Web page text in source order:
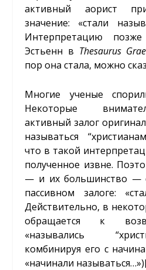
активный аорист
значение: «стали
Интерпретацию
Эстьенн в Thesaurus
пор она стала, можно
Многие ученые
Некоторые
активный залог
называться
что в такой
полученное извне.
— и их большинство —
пассивном залоге:
Действительно, в
обращается к
«назывались
комбинируя его с
«начинали называться…»)